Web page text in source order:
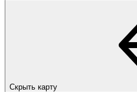
Скрыть карту